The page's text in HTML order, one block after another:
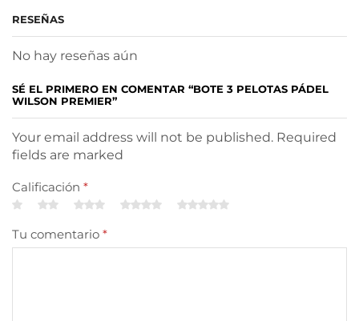
RESEÑAS
No hay reseñas aún
SÉ EL PRIMERO EN COMENTAR “BOTE 3 PELOTAS PÁDEL
WILSON PREMIER”
Your email address will not be published. Required
fields are marked
Calificación *
Tu comentario *